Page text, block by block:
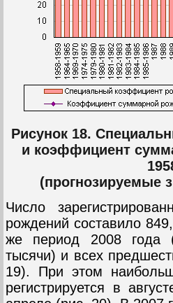
Рисунок 18.
и коэффициент
(прогнозируемые
Число
рождений составило
же период 2008 года
тысячи) и всех
19). При этом
регистрируется в